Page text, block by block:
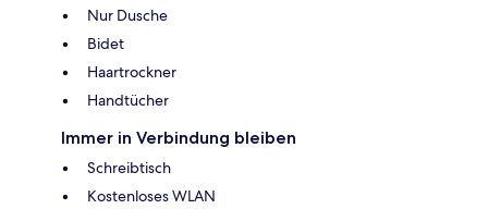
Nur Dusche
Bidet
Haartrockner
Handtücher
Immer in Verbindung bleiben
Schreibtisch
Kostenloses WLAN